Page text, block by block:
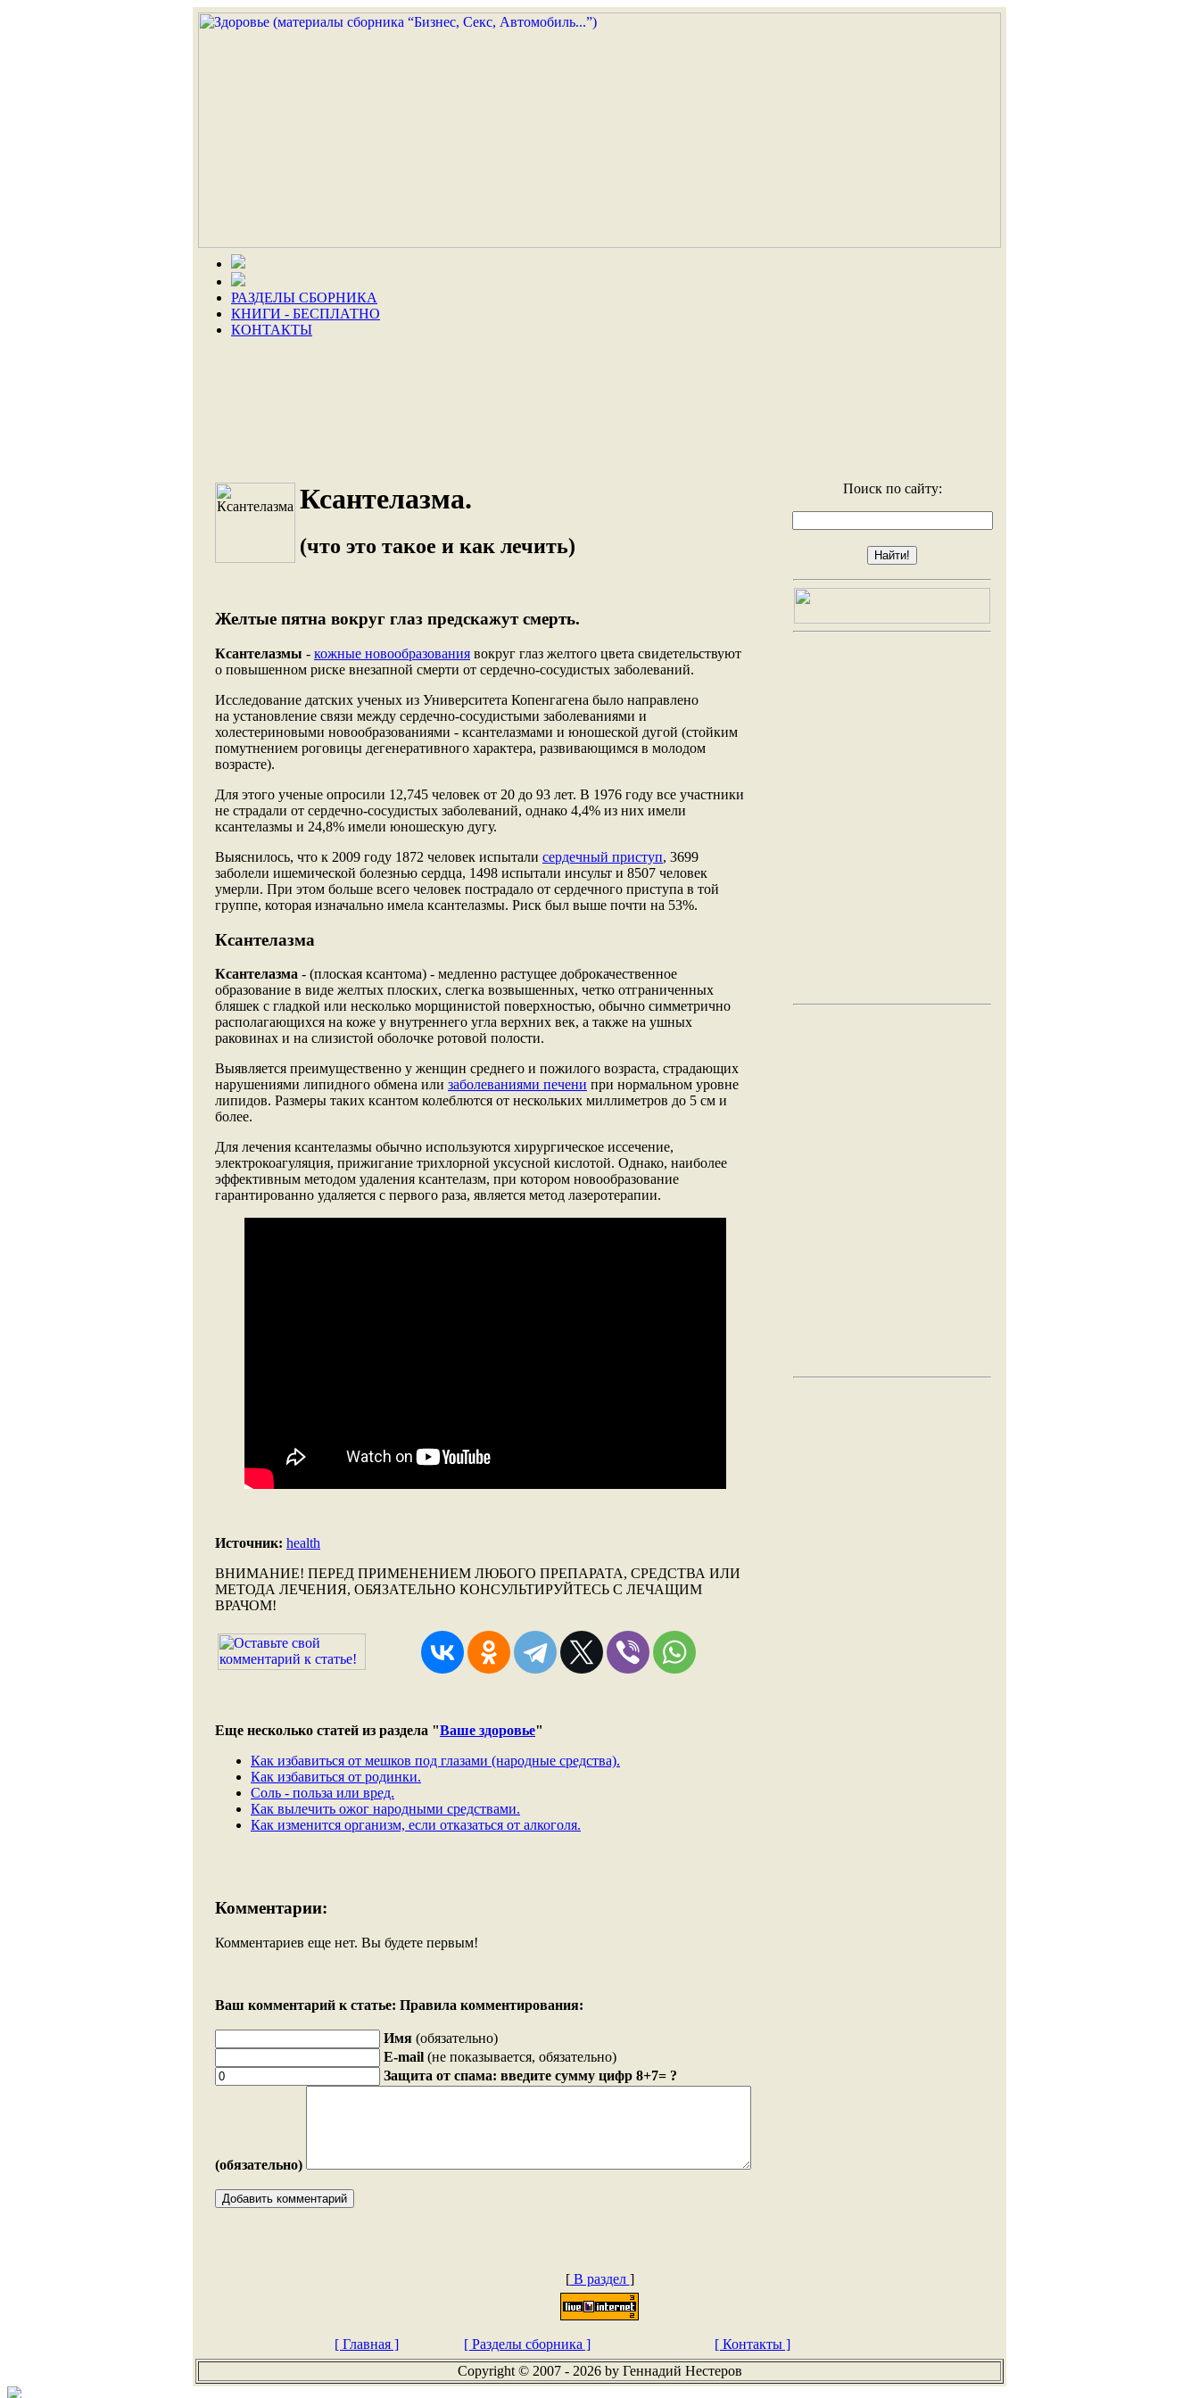
РАЗДЕЛЫ СБОРНИКА
КНИГИ - БЕСПЛАТНО
КОНТАКТЫ
Ксантелазма.
(что это такое и как лечить)
Желтые пятна вокруг глаз предскажут смерть.
Ксантелазмы - кожные новообразования вокруг глаз желтого цвета свидетельствуют
о повышенном риске внезапной смерти от сердечно-сосудистых заболеваний.
Исследование датских ученых из Университета Копенгагена было направлено
на установление связи между сердечно-сосудистыми заболеваниями и
холестериновыми новообразованиями - ксантелазмами и юношеской дугой (стойким
помутнением роговицы дегенеративного характера, развивающимся в молодом
возрасте).
Для этого ученые опросили 12,745 человек от 20 до 93 лет. В 1976 году все участники
не страдали от сердечно-сосудистых заболеваний, однако 4,4% из них имели
ксантелазмы и 24,8% имели юношескую дугу.
Выяснилось, что к 2009 году 1872 человек испытали сердечный приступ, 3699
заболели ишемической болезнью сердца, 1498 испытали инсульт и 8507 человек
умерли. При этом больше всего человек пострадало от сердечного приступа в той
группе, которая изначально имела ксантелазмы. Риск был выше почти на 53%.
Ксантелазма
Ксантелазма - (плоская ксантома) - медленно растущее доброкачественное
образование в виде желтых плоских, слегка возвышенных, четко отграниченных
бляшек с гладкой или несколько морщинистой поверхностью, обычно симметрично
располагающихся на коже у внутреннего угла верхних век, а также на ушных
раковинах и на слизистой оболочке ротовой полости.
Выявляется преимущественно у женщин среднего и пожилого возраста, страдающих
нарушениями липидного обмена или заболеваниями печени при нормальном уровне
липидов. Размеры таких ксантом колеблются от нескольких миллиметров до 5 см и
более.
Для лечения ксантелазмы обычно используются хирургическое иссечение,
электрокоагуляция, прижигание трихлорной уксусной кислотой. Однако, наиболее
эффективным методом удаления ксантелазм, при котором новообразование
гарантированно удаляется с первого раза, является метод лазеротерапии.
Источник: health
ВНИМАНИЕ! ПЕРЕД ПРИМЕНЕНИЕМ ЛЮБОГО ПРЕПАРАТА, СРЕДСТВА ИЛИ
МЕТОДА ЛЕЧЕНИЯ, ОБЯЗАТЕЛЬНО КОНСУЛЬТИРУЙТЕСЬ С ЛЕЧАЩИМ
ВРАЧОМ!
Еще несколько статей из раздела "Ваше здоровье"
Как избавиться от мешков под глазами (народные средства).
Как избавиться от родинки.
Соль - польза или вред.
Как вылечить ожог народными средствами.
Как изменится организм, если отказаться от алкоголя.
Комментарии:
Комментариев еще нет. Вы будете первым!
Ваш комментарий к статье: Правила комментирования:
Имя (обязательно)
E-mail (не показывается, обязательно)
Защита от спама: введите сумму цифр 8+7= ?
(обязательно)
Поиск по сайту:
[В раздел ]
[ Главная ] [ Разделы сборника ]
[ Контакты ]
Copyright © 2007 - 2026 by Геннадий Нестеров